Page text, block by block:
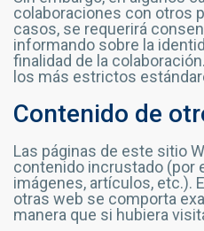
colaboraciones con otros
casos, se requerirá
informando sobre la
finalidad de la
los más estrictos
Contenido de
Las páginas de este sitio
contenido incrustado (por
imágenes, artículos, etc.).
otras web se comporta
manera que si hubiera